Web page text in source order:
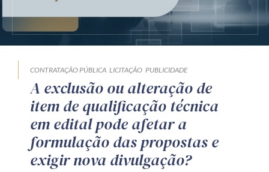
CONTRATAÇÃO PÚBLICA LICITAÇÃO PUBLICIDADE
A exclusão ou alteração de
item de qualificação técnica
em edital pode afetar a
formulação das propostas e
exigir nova divulgação?